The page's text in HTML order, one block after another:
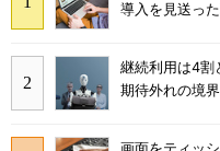
導入を見送っ
継続利用は4
期待外れの境界